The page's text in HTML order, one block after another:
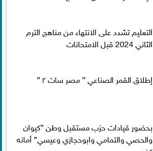
التعليم تشدد على الانتهاء من مناهج الترم
الثاني 2024 قبل الامتحانات
إطلاق القمر الصناعي ” مصر سات ٢ ”
بحضور قيادات حزب مستقبل وطن ”كيوان
والحصي والتمامي وابوحجازي وعيسي” أمانه